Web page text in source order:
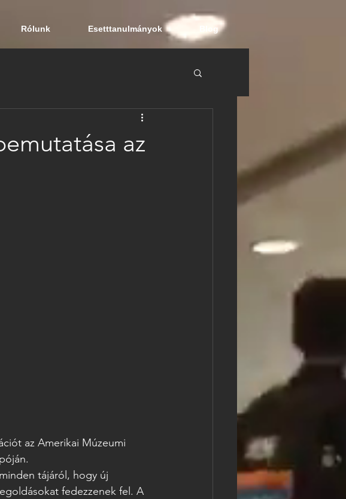
Rólunk Esetttanulmányok Blog
az
az Amerikai Múzeumi
tájáról, hogy új
fedezzenek fel. A